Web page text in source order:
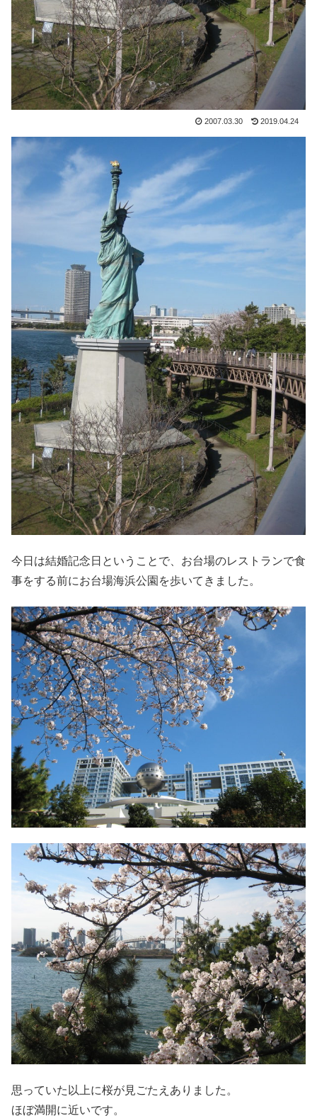
2007.03.30 2019.04.24
今日は結婚記念日ということで、お台場のレストランで食
事をする前にお台場海浜公園を歩いてきました。
思っていた以上に桜が見ごたえありました。
ほぼ満開に近いです。